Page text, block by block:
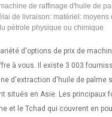
de raffinage d'huile de
de livraison: matériel: moyens
pétrole physique ou chimique
d'options de prix de
à vous. Il existe 3 003
d'extraction d'huile de palme
situés en Asie. Les principaux
et le Tchad qui couvrent en